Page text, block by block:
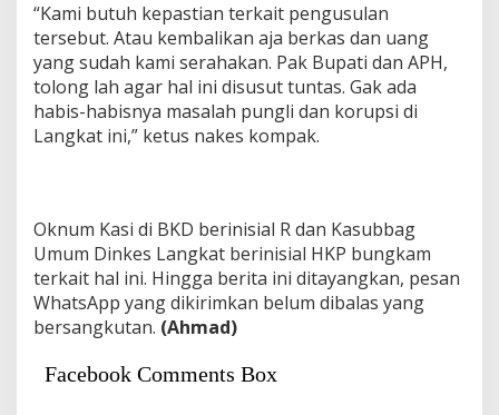
“Kami butuh kepastian terkait pengusulan
tersebut. Atau kembalikan aja berkas dan uang
yang sudah kami serahakan. Pak Bupati dan APH,
tolong lah agar hal ini disusut tuntas. Gak ada
habis-habisnya masalah pungli dan korupsi di
Langkat ini,” ketus nakes kompak.
Oknum Kasi di BKD berinisial R dan Kasubbag
Umum Dinkes Langkat berinisial HKP bungkam
terkait hal ini. Hingga berita ini ditayangkan, pesan
WhatsApp yang dikirimkan belum dibalas yang
bersangkutan. (Ahmad)
Facebook Comments Box